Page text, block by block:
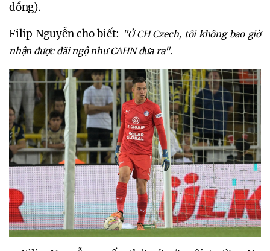
đồng).
Filip Nguyễn cho biết: "Ở CH Czech, tôi không bao giờ
nhận được đãi ngộ như CAHN đưa ra".